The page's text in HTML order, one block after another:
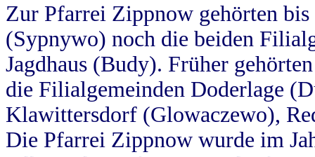
Zur Pfarrei Zippnow gehörten
(Sypnywo) noch die beiden
Jagdhaus (Budy). Früher
die Filialgemeinden Doderlage
Klawittersdorf (Glowaczewo),
Die Pfarrei Zippnow wurde im